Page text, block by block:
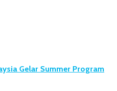
Gelar Summer Program